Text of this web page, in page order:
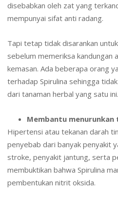
disebabkan oleh zat yang
mempunyai sifat anti radang.
Tapi tetap tidak disarankan
sebelum memeriksa kandungan
kemasan. Ada beberapa orang
terhadap Spirulina sehingga
dari tanaman herbal yang satu ini.
Membantu menurunkan
Hipertensi atau tekanan darah
penyebab dari banyak penyakit
stroke, penyakit jantung, serta
membuktikan bahwa Spirulina
pembentukan nitrit oksida.